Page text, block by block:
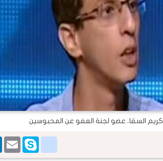
كريم السقا، عضو لجنة العفو عن المحبوسين
EmailSkype